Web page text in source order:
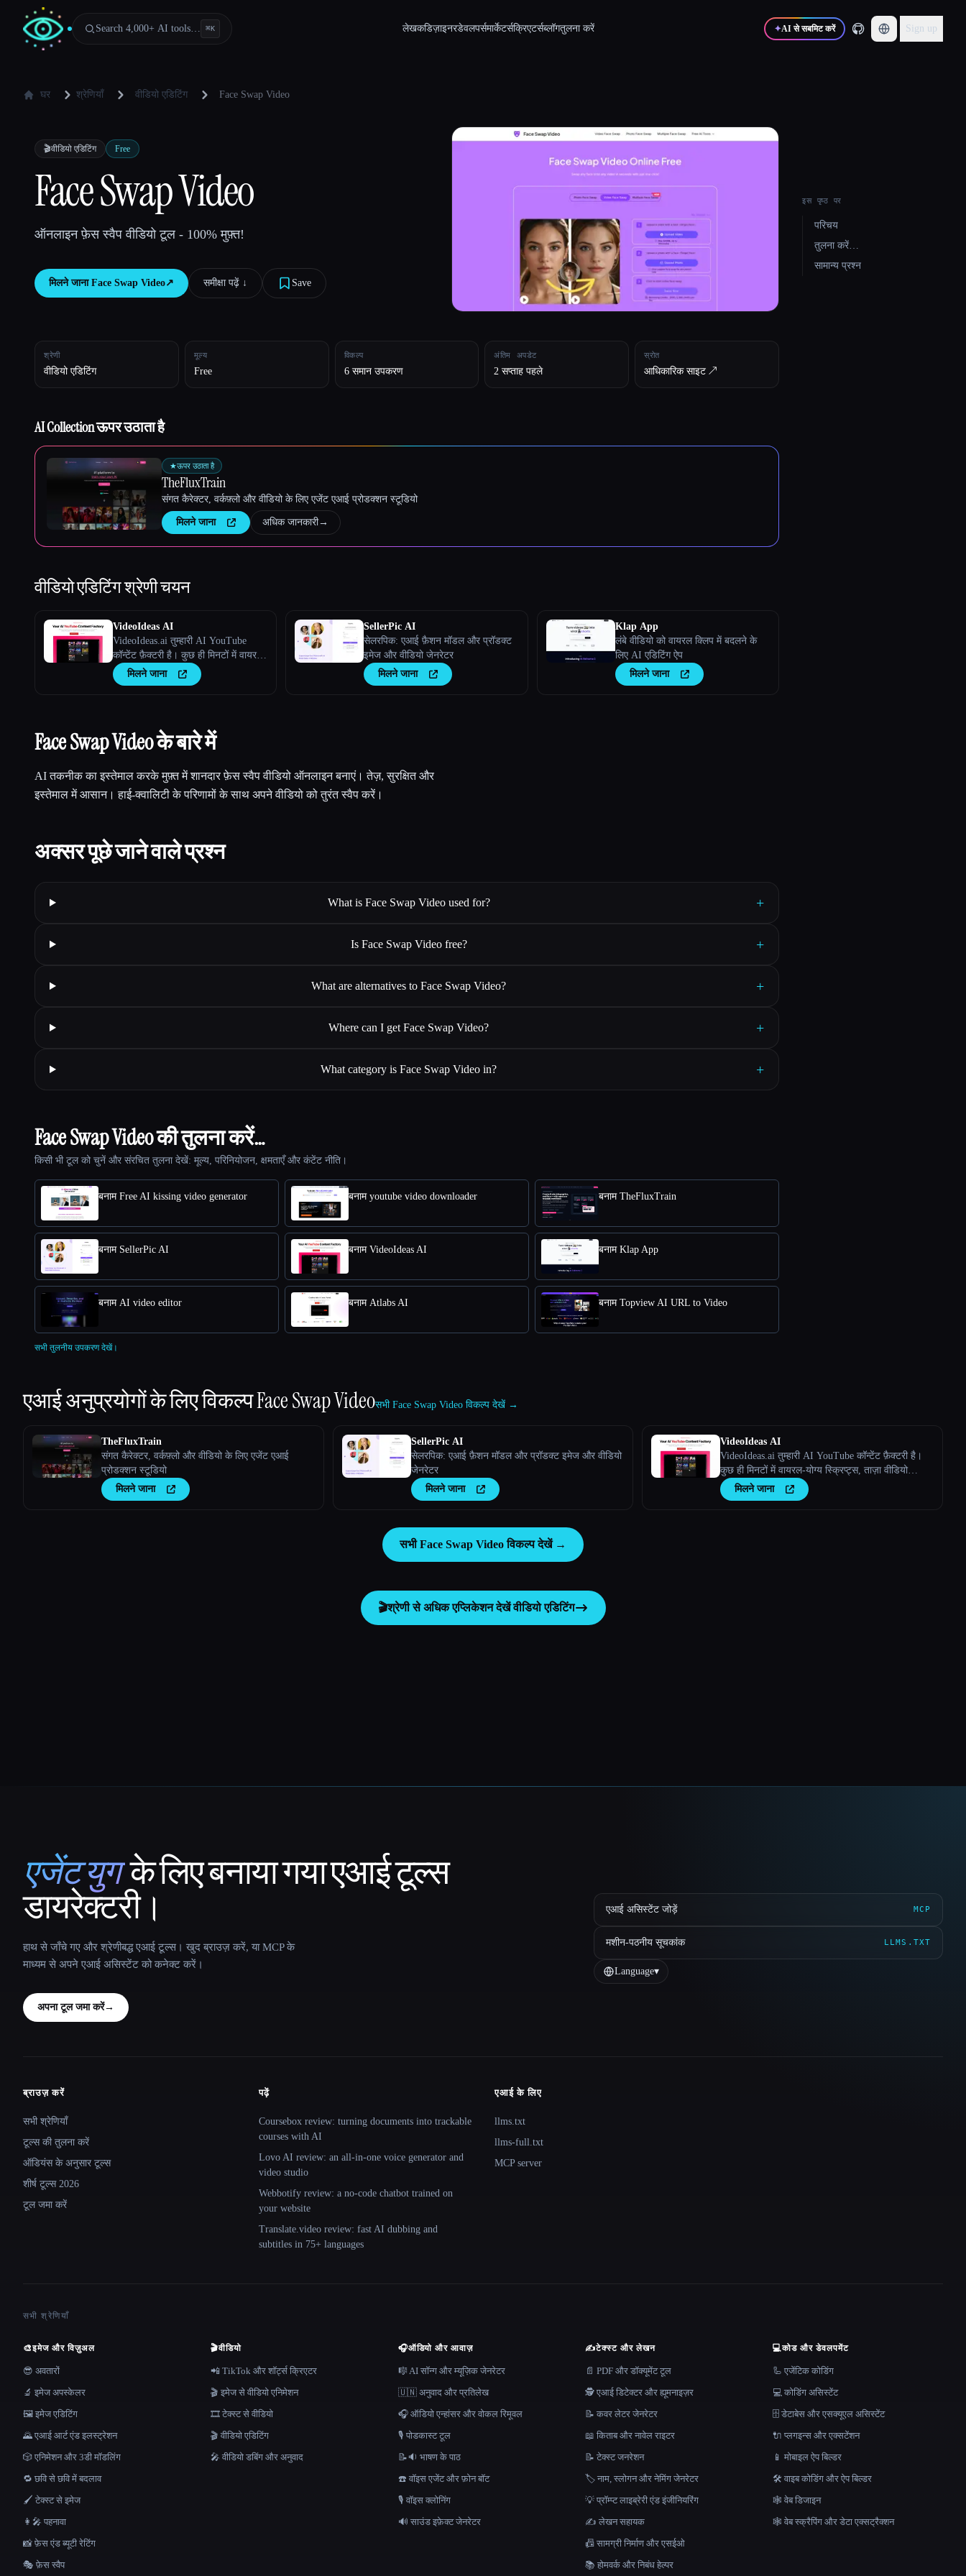
Search 4,000+ AI tools… ⌘K लेखकडिज़ाइनरडेवलपर्समार्केटर्सक्रिएटर्सब्लॉगतुलना करें ✦AI से सबमिट करें Sign up
घर श्रेणियाँ वीडियो एडिटिंग Face Swap Video
🎬वीडियो एडिटिंग Free
Face Swap Video
ऑनलाइन फ़ेस स्वैप वीडियो टूल - 100% मुफ़्त!
मिलने जाना Face Swap Video↗︎ समीक्षा पढ़ें ↓︎ Save
श्रेणी
वीडियो एडिटिंग
मूल्य
Free
विकल्प
6 समान उपकरण
अंतिम अपडेट
2 सप्ताह पहले
स्रोत
आधिकारिक साइट ↗︎
AI Collection ऊपर उठाता है
★ऊपर उठाता है
TheFluxTrain
संगत कैरेक्टर, वर्कफ़्लो और वीडियो के लिए एजेंट एआई प्रोडक्शन स्टूडियो
मिलने जाना अधिक जानकारी→
वीडियो एडिटिंगश्रेणी चयन
VideoIdeas AI
VideoIdeas.ai तुम्हारी AI YouTube
कॉन्टेंट फ़ैक्टरी है। कुछ ही मिनटों में वायरल-
योग्य स्क्रिप्ट्स, ताज़ा वीडियो आइडिया और
आकर्षक कॉन्टेंट जेनरेट करें।
मिलने जाना
SellerPic AI
सेलरपिक: एआई फ़ैशन मॉडल और प्रॉडक्ट
इमेज और वीडियो जेनरेटर
मिलने जाना
Klap App
लंबे वीडियो को वायरल क्लिप में बदलने के
लिए AI एडिटिंग ऐप
मिलने जाना
Face Swap Video के बारे में
AI तकनीक का इस्तेमाल करके मुफ़्त में शानदार फ़ेस स्वैप वीडियो ऑनलाइन बनाएं। तेज़, सुरक्षित और
इस्तेमाल में आसान। हाई-क्वालिटी के परिणामों के साथ अपने वीडियो को तुरंत स्वैप करें।
अक्सर पूछे जाने वाले प्रश्न
What is Face Swap Video used for? +
Is Face Swap Video free? +
What are alternatives to Face Swap Video? +
Where can I get Face Swap Video? +
What category is Face Swap Video in? +
Face Swap Video की तुलना करें…
किसी भी टूल को चुनें और संरचित तुलना देखें: मूल्य, परिनियोजन, क्षमताएँ और कंटेंट नीति।
बनाम Free AI kissing video generator बनाम youtube video downloader बनाम TheFluxTrain
बनाम SellerPic AI बनाम VideoIdeas AI बनाम Klap App
बनाम AI video editor बनाम Atlabs AI बनाम Topview AI URL to Video
सभी तुलनीय उपकरण देखें।
इस पृष्ठ पर
परिचय
तुलना करें…
सामान्य प्रश्न
एआई अनुप्रयोगों के लिए विकल्पFace Swap Videoसभी Face Swap Video विकल्प देखें →
TheFluxTrain
संगत कैरेक्टर, वर्कफ़्लो और वीडियो के लिए एजेंट एआई
प्रोडक्शन स्टूडियो
मिलने जाना
SellerPic AI
सेलरपिक: एआई फ़ैशन मॉडल और प्रॉडक्ट इमेज और वीडियो
जेनरेटर
मिलने जाना
VideoIdeas AI
VideoIdeas.ai तुम्हारी AI YouTube कॉन्टेंट फ़ैक्टरी है।
कुछ ही मिनटों में वायरल-योग्य स्क्रिप्ट्स, ताज़ा वीडियो
आइडिया और आकर्षक कॉन्टेंट जेनरेट करें।
मिलने जाना
सभी Face Swap Video विकल्प देखें →
🎬श्रेणी से अधिक एप्लिकेशन देखेंवीडियो एडिटिंग
That AI Collection
एजेंट युग के लिए बनाया गया एआई टूल्स
डायरेक्टरी।
हाथ से जाँचे गए और श्रेणीबद्ध एआई टूल्स। खुद ब्राउज़ करें, या MCP के
माध्यम से अपने एआई असिस्टेंट को कनेक्ट करें।
अपना टूल जमा करें→
एआई असिस्टेंट जोड़ें MCP
मशीन-पठनीय सूचकांक LLMS.TXT
Language▾
Site navigation
ब्राउज़ करें
सभी श्रेणियाँ
टूल्स की तुलना करें
ऑडियंस के अनुसार टूल्स
शीर्ष टूल्स 2026
टूल जमा करें
पढ़ें
Coursebox review: turning documents into trackable
courses with AI
Lovo AI review: an all-in-one voice generator and
video studio
Webbotify review: a no-code chatbot trained on
your website
Translate.video review: fast AI dubbing and
subtitles in 75+ languages
एआई के लिए
llms.txt
llms-full.txt
MCP server
सभी श्रेणियाँ
🎨इमेज और विज़ुअल
😎 अवतारों
🔬 इमेज अपस्केलर
🖼️ इमेज एडिटिंग
🌄 एआई आर्ट एंड इलस्ट्रेशन
🎲 एनिमेशन और 3डी मॉडलिंग
🔁 छवि से छवि में बदलाव
🖌️ टेक्स्ट से इमेज
👩‍🎤 पहनावा
📸 फ़ेस एंड ब्यूटी रेटिंग
🎭 फ़ेस स्वैप
🎬वीडियो
📲 TikTok और शॉर्ट्स क्रिएटर
🎬 इमेज से वीडियो एनिमेशन
🎞️ टेक्स्ट से वीडियो
🎬 वीडियो एडिटिंग
🎤 वीडियो डबिंग और अनुवाद
🎧ऑडियो और आवाज़
🎼 AI सॉन्ग और म्यूज़िक जेनरेटर
🇺🇳 अनुवाद और प्रतिलेख
🎧 ऑडियो एन्हांसर और वोकल रिमूवल
🎙️ पोडकास्ट टूल
📝🔉 भाषण के पाठ
☎️ वॉइस एजेंट और फ़ोन बॉट
🎙️ वॉइस क्लोनिंग
🔊 साउंड इफ़ेक्ट जेनरेटर
✍️टेक्स्ट और लेखन
📄 PDF और डॉक्यूमेंट टूल
🕵️ एआई डिटेक्टर और ह्यूमनाइज़र
📝 कवर लेटर जेनरेटर
📖 किताब और नावेल राइटर
📝 टेक्स्ट जनरेशन
🏷️ नाम, स्लोगन और नेमिंग जेनरेटर
💡 प्रॉम्प्ट लाइब्रेरी एंड इंजीनियरिंग
✍️ लेखन सहायक
📠 सामग्री निर्माण और एसईओ
📚 होमवर्क और निबंध हेल्पर
💻कोड और डेवलपमेंट
🦾 एजेंटिक कोडिंग
💻 कोडिंग असिस्टेंट
🗄️ डेटाबेस और एसक्यूएल असिस्टेंट
🔌 प्लगइन्स और एक्सटेंशन
📱 मोबाइल ऐप बिल्डर
🛠️ वाइब कोडिंग और ऐप बिल्डर
🕸 वेब डिजाइन
🕸️ वेब स्क्रैपिंग और डेटा एक्सट्रैक्शन